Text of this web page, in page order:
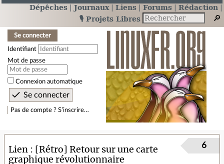
Dépêches Journaux Liens Forums
Rédaction
🎙️ Projets Libres
Se connecter
Identifiant
Mot de passe
Connexion automatique
Pas de compte ? S’inscrire…
Lien
[Rétro] Retour sur une carte
graphique révolutionnaire
6